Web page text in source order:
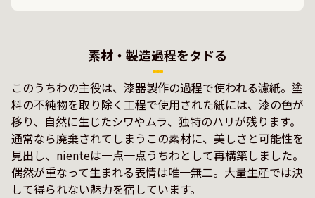
素材・製造過程をタドる
このうちわの主役は、漆器製作の過程で使われる濾紙。塗
料の不純物を取り除く工程で使用された紙には、漆の色が
移り、自然に生じたシワやムラ、独特のハリが残ります。
通常なら廃棄されてしまうこの素材に、美しさと可能性を
見出し、nienteは一点一点うちわとして再構築しました。
偶然が重なって生まれる表情は唯一無二。大量生産では決
して得られない魅力を宿しています。